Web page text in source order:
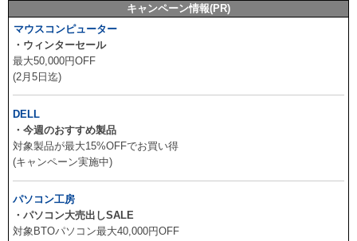
キャンペーン情報(PR)
マウスコンピューター
・ウィンターセール
最大50,000円OFF
(2月5日迄)
DELL
・今週のおすすめ製品
対象製品が最大15%OFFでお買い得
(キャンペーン実施中)
パソコン工房
・パソコン大売出しSALE
対象BTOパソコン最大40,000円OFF